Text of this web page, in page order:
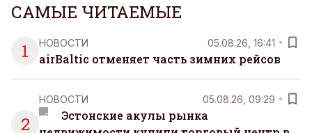
САМЫЕ ЧИТАЕМЫЕ
1
НОВОСТИ 05.08.26, 16:41
airBaltic отменяет часть зимних рейсов
2
НОВОСТИ 05.08.26, 09:29
Эстонские акулы рынка